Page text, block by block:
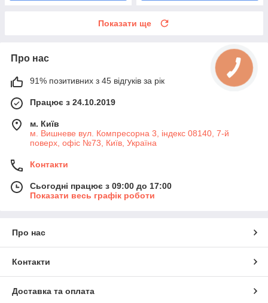
Показати ще
Про нас
91% позитивних з 45 відгуків за рік
Працює з 24.10.2019
м. Київ
м. Вишневе вул. Компресорна 3, індекс 08140, 7-й
поверх, офіс №73, Київ, Україна
Контакти
Сьогодні працює з 09:00 до 17:00
Показати весь графік роботи
Про нас
Контакти
Доставка та оплата